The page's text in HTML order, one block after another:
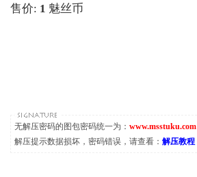
售价: 1 魅丝币
无解压密码的图包密码统一为： www.msstuku.com
解压提示数据损坏，密码错误，请查看： 解压教程